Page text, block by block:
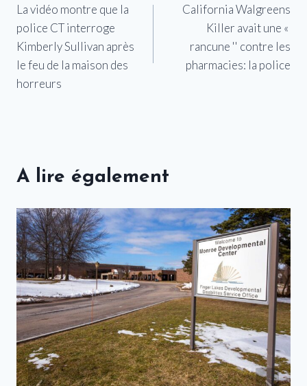
de
l’article
La vidéo montre que la
police CT interroge
Kimberly Sullivan après
le feu de la maison des
horreurs
California Walgreens
Killer avait une «
rancune '' contre les
pharmacies: la police
A lire également